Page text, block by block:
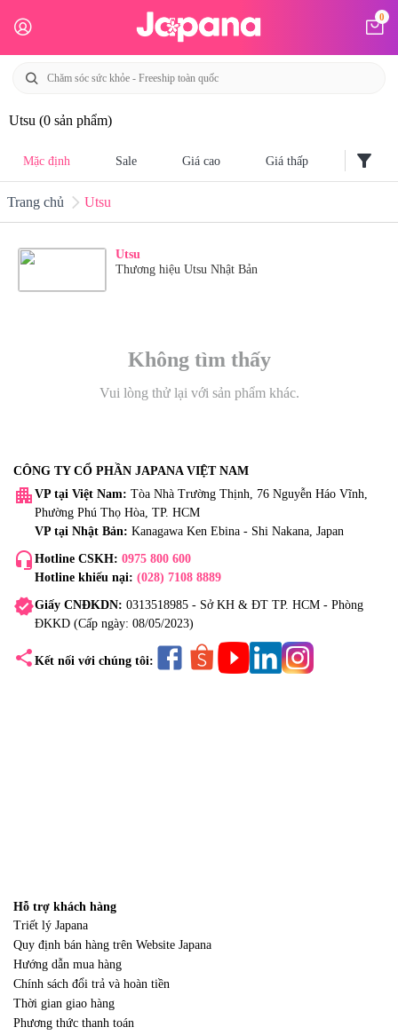
0
Utsu (0 sản phẩm)
Mặc định Sale Giá cao Giá thấp filter_alt
Trang chủ Utsu
Utsu
Thương hiệu Utsu Nhật Bản
Không tìm thấy
Vui lòng thử lại với sản phẩm khác.
CÔNG TY CỔ PHẦN JAPANA VIỆT NAM
apartment VP tại Việt Nam: Tòa Nhà Trường Thịnh, 76 Nguyễn Háo Vĩnh,
Phường Phú Thọ Hòa, TP. HCM
VP tại Nhật Bản: Kanagawa Ken Ebina - Shi Nakana, Japan
headset_mic Hotline CSKH: 0975 800 600
Hotline khiếu nại: (028) 7108 8889
verifiedGiấy CNĐKDN: 0313518985 - Sở KH & ĐT TP. HCM - Phòng
ĐKKD (Cấp ngày: 08/05/2023)
share Kết nối với chúng tôi:
Hỗ trợ khách hàng
Triết lý Japana
Quy định bán hàng trên Website Japana
Hướng dẫn mua hàng
Chính sách đổi trả và hoàn tiền
Thời gian giao hàng
Phương thức thanh toán